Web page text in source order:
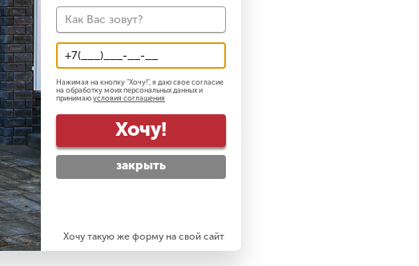
Нажимая на кнопку "Хочу!", я даю свое согласие
на обработку моих персональных данных и
принимаю условия соглашения
Хочу!
закрыть
Хочу такую же форму на свой сайт